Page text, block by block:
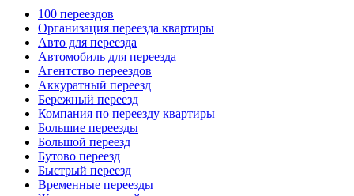
100 переездов
Организация переезда квартиры
Авто для переезда
Автомобиль для переезда
Агентство переездов
Аккуратный переезд
Бережный переезд
Компания по переезду квартиры
Большие переезды
Большой переезд
Бутово переезд
Быстрый переезд
Временные переезды